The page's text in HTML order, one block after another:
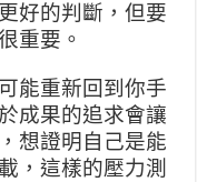
好的判斷，但要
重要。
能重新回到你手
成果的追求會讓
想證明自己是能
，這樣的壓力測